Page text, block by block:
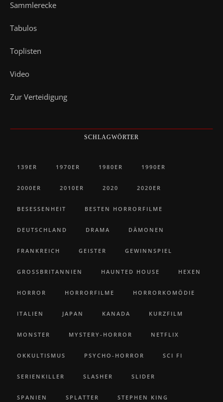
Sammlerecke
Tabulos
Toplisten
Video
Zur Verteidigung
SCHLAGWÖRTER
139ER 1970ER 1980ER 1990ER
2000ER 2010ER 2020 2020ER
BESESSENHEIT BESTEN HORRORFILME
DEUTSCHLAND DRAMA DÄMONEN
FRANKREICH GEISTER GEWINNSPIEL
GROSSBRITANNIEN HAUNTED HOUSE HEXEN
HORROR HORRORFILME HORRORKOMÖDIE
ITALIEN JAPAN KANADA KURZFILM
MONSTER MYSTERY-HORROR NETFLIX
OKKULTISMUS PSYCHO-HORROR SCI FI
SERIENKILLER SLASHER SLIDER
SPANIEN SPLATTER STEPHEN KING